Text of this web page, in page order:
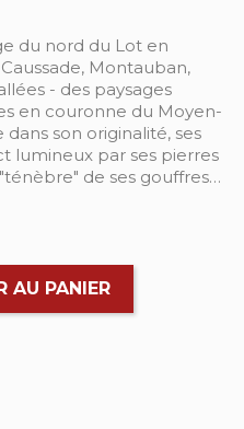
du nord du Lot en
Montauban,
- des paysages
en couronne du Moyen-
son originalité, ses
lumineux par ses pierres
de ses gouffres…
AU PANIER